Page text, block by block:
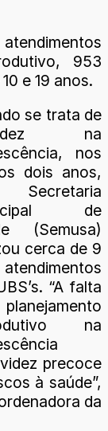
953
e 19 anos.
se trata de
na
nos
dois anos,
de
(Semusa)
cerca de 9
“A falta
na
precoce
à saúde”,
da